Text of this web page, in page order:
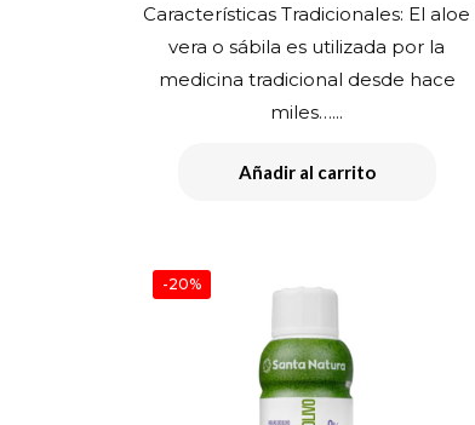
original
era:
S/ 68.00.
actual
es:
S/ 54.40.
Características Tradicionales: El aloe
vera o sábila es utilizada por la
medicina tradicional desde hace
miles…...
Añadir al carrito
-20%